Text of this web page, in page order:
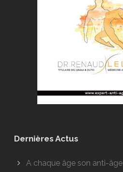
Dernières Actus
A chaque âge son anti-âge